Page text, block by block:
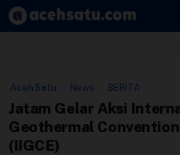
Skip to content
Kebijakan Cookie
Kebijakan Cookies
AcehSatu News BERITA
Jatam Gelar Aksi
Geothermal
(IIGCE)